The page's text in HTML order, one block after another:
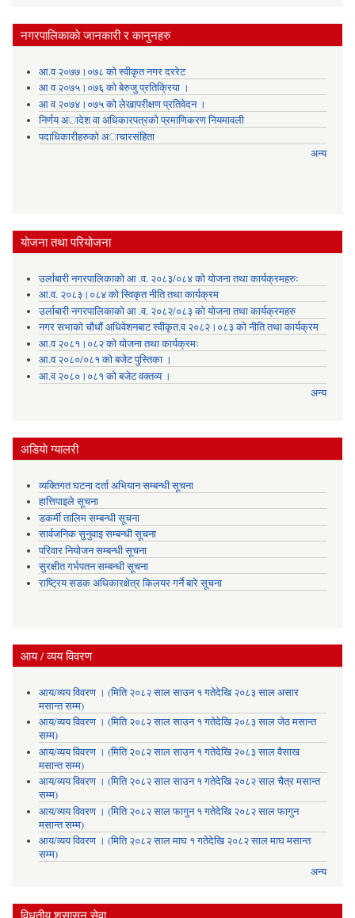
नगरपालिकाकाे जानकारी र कानुनहरु
आ.व २०७७।०७८ को स्वीकृत नगर दररेट
आ व २०७५।०७६ को बेरुजु प्रतिक्रिया ।
आ व २०७४।०७५ काे लेखापरीक्षण प्रतिवेदन ।
निर्णय अादेश वा अधिकारपत्रकाे प्रमाणिकरण नियमावली
पदाधिकारीहरुको अाचारसंहिता
अन्य
योजना तथा परियोजना
उर्लाबारी नगरपालिकाको आ .व. २०८३/०८४ को योजना तथा कार्यक्रमहरुः
आ.व. २०८३।०८४ को स्विकृत नीति तथा कार्यक्रम
उर्लाबारी नगरपालिकाको आ .व. २०८२/०८३ को योजना तथा कार्यक्रमहरु
नगर सभाको चौधौं अधिवेशनबाट स्वीकृत.व २०८२।०८३ को नीति तथा कार्यक्रम
आ.व २०८१।०८२ को योजना तथा कार्यक्रमः
आ.व २०८०/०८१ को बजेट पुस्तिका ।
आ.व २०८०।०८१ को बजेट वक्तव्य ।
अन्य
अडियाे ग्यालरी
व्यक्तिगत घटना दर्ता अभियान सम्बन्धी सूचना
हात्तिपाइले सूचना
डकर्मी तालिम सम्बन्धी सूचना
सार्वजनिक सुनुवाइ सम्बन्धी सूचना
परिवार नियोजन सम्बन्धी सूचना
सुरक्षीत गर्भपतन सम्बन्धी सूचना
राष्ट्रिय सडक अधिकारक्षेत्र किलयर गर्ने बारे सूचना
आय / व्यय विवरण
आय/व्यय विवरण । (मिति २०८२ साल साउन १ गतेदेखि २०८३ साल असार
मसान्त सम्म)
आय/व्यय विवरण । (मिति २०८२ साल साउन १ गतेदेखि २०८३ साल जेठ मसान्त
सम्म)
आय/व्यय विवरण । (मिति २०८२ साल साउन १ गतेदेखि २०८३ साल वैसाख
मसान्त सम्म)
आय/व्यय विवरण । (मिति २०८२ साल साउन १ गतेदेखि २०८२ साल चैत्र मसान्त
सम्म)
आय/व्यय विवरण । (मिति २०८२ साल फागुन १ गतेदेखि २०८२ साल फागुन
मसान्त सम्म)
आय/व्यय विवरण । (मिति २०८२ साल माघ १ गतेदेखि २०८२ साल माघ मसान्त
सम्म)
अन्य
विधुतीय शुसासन सेवा